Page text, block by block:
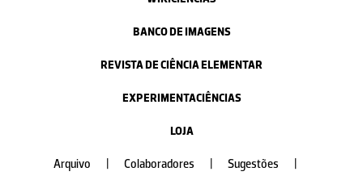
BANCO DE IMAGENS
REVISTA DE CIÊNCIA ELEMENTAR
EXPERIMENTACIÊNCIAS
LOJA
Arquivo Colaboradores Sugestões